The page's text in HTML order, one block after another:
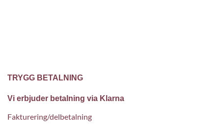
TRYGG BETALNING
Vi erbjuder betalning via Klarna
Fakturering/delbetalning